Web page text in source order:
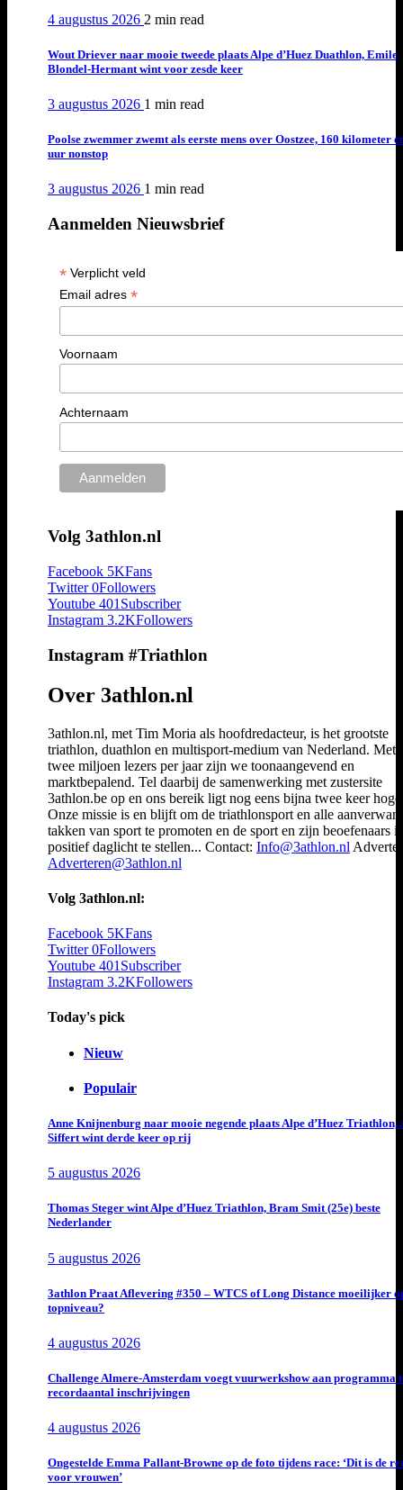
4 augustus 2026 2 min read
Wout Driever naar mooie tweede plaats Alpe d’Huez Duathlon, Emile
Blondel-Hermant wint voor zesde keer
3 augustus 2026 1 min read
Poolse zwemmer zwemt als eerste mens over Oostzee, 160 kilometer
uur nonstop
3 augustus 2026 1 min read
Aanmelden Nieuwsbrief
*Verplicht veld
Email adres *
Voornaam
Achternaam
Volg 3athlon.nl
Facebook 5KFans
Twitter 0Followers
Youtube 401 Subscriber
Instagram 3.2KFollowers
Instagram #Triathlon
Over 3athlon.nl
3athlon.nl, met Tim Moria als hoofdredacteur, is het grootste
triathlon, duathlon en multisport-medium van Nederland. Met
twee miljoen lezers per jaar zijn we toonaangevend en
marktbepalend. Tel daarbij de samenwerking met zustersite
3athlon.be op en ons bereik ligt nog eens bijna twee keer
Onze missie is en blijft om de triathlonsport en alle
takken van sport te promoten en de sport en zijn beoefenaars
positief daglicht te stellen... Contact: Info@3athlon.nl
Adverteren@3athlon.nl
Volg 3athlon.nl:
Facebook 5KFans
Twitter 0Followers
Youtube 401 Subscriber
Instagram 3.2KFollowers
Today's pick
Nieuw
Populair
Anne Knijnenburg naar mooie negende plaats Alpe d’Huez Triathlon,
Siffert wint derde keer op rij
5 augustus 2026
Thomas Steger wint Alpe d’Huez Triathlon, Bram Smit (25e) beste
Nederlander
5 augustus 2026
3athlon Praat Aflevering #350 – WTCS of Long Distance moeilijker
topniveau?
4 augustus 2026
Challenge Almere-Amsterdam voegt vuurwerkshow aan programma
recordaantal inschrijvingen
4 augustus 2026
Ongestelde Emma Pallant-Browne op de foto tijdens race: ‘Dit is de
voor vrouwen’